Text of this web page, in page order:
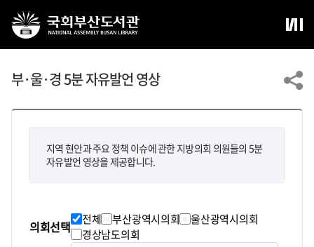
부·울·경 5분 자유발언 영상
지역 현안과 주요 정책 이슈에 관한 지방의회 의원들의 5분
자유발언 영상을 제공합니다.
의회선택 전체 부산광역시의회
울산광역시의회
경상남도의회